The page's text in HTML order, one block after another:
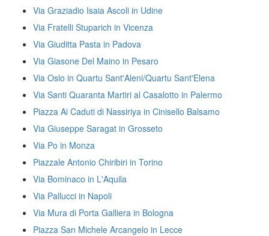
Via Graziadio Isaia Ascoli in Udine
Via Fratelli Stuparich in Vicenza
Via Giuditta Pasta in Padova
Via Giasone Del Maino in Pesaro
Via Oslo in Quartu Sant'Aleni/Quartu Sant'Elena
Via Santi Quaranta Martiri al Casalotto in Palermo
Piazza Ai Caduti di Nassiriya in Cinisello Balsamo
Via Giuseppe Saragat in Grosseto
Via Po in Monza
Piazzale Antonio Chiribiri in Torino
Via Bominaco in L'Aquila
Via Pallucci in Napoli
Via Mura di Porta Galliera in Bologna
Piazza San Michele Arcangelo in Lecce